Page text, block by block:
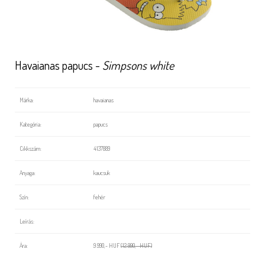
Havaianas papucs - Simpsons white
Márka: havaianas
Kategória: papucs
Cikkszám: 4137889
Anyaga: kaucsuk
Szín: fehér
Leírás:
Ára: 9 990,- HUF(12 990,- HUF)